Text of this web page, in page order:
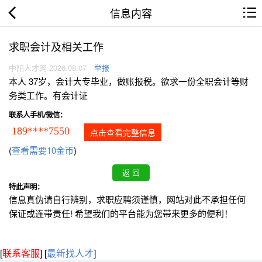
信息内容
求职会计及相关工作
中阳人才网 2026.08.07 举报
本人 37岁，会计大专毕业，做账报税。欲求一份全职会计等财
务类工作。有会计证
联系人手机/微信：
189****7550 点击查看完整信息
(查看需要10金币)
特此声明：
信息真伪请自行辨别，求职应聘须谨慎，网站对此不承担任何
保证或连带责任! 希望我们的平台能为您带来更多的便利！
[联系客服] [最新找人才]